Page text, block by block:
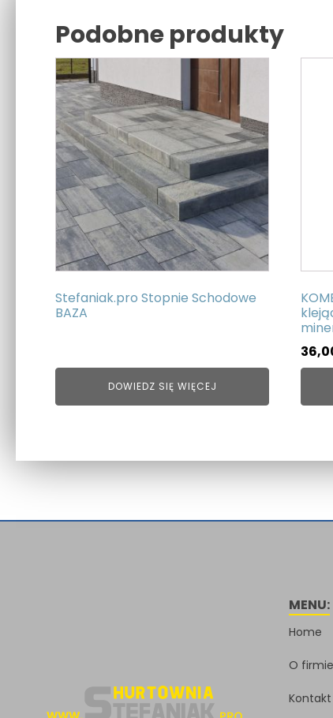
Podobne produkty
Stefaniak.pro Stopnie Schodowe
BAZA
DOWIEDZ SIĘ WIĘCEJ
MENU:
Home
O firmie
Kontakt